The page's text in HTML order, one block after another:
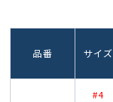
品番 サイズ
#4